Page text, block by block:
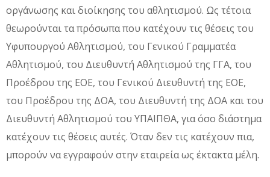
οργάνωσης και διοίκησης του αθλητισμού. Ως τέτοια
θεωρούνται τα πρόσωπα που κατέχουν τις θέσεις του
Υφυπουργού Αθλητισμού, του Γενικού Γραμματέα
Αθλητισμού, του Διευθυντή Αθλητισμού της ΓΓΑ, του
Προέδρου της ΕΟΕ, του Γενικού Διευθυντή της ΕΟΕ,
του Προέδρου της ΔΟΑ, του Διευθυντή της ΔΟΑ και του
Διευθυντή Αθλητισμού του ΥΠΑΙΠΘΑ, για όσο διάστημα
κατέχουν τις θέσεις αυτές. Όταν δεν τις κατέχουν πια,
μπορούν να εγγραφούν στην εταιρεία ως έκτακτα μέλη.